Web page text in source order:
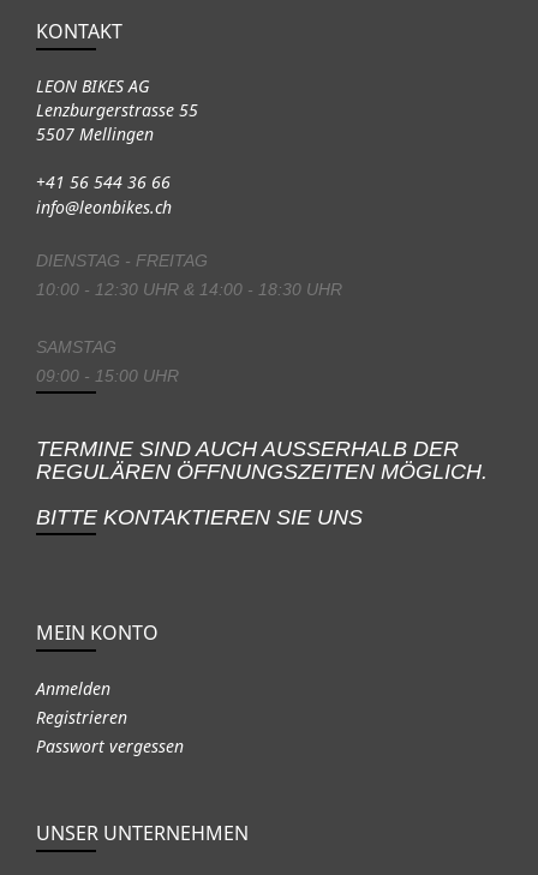
KONTAKT
LEON BIKES AG
Lenzburgerstrasse 55
5507 Mellingen
+41 56 544 36 66
info@leonbikes.ch
DIENSTAG - FREITAG
10:00 - 12:30 UHR & 14:00 - 18:30 UHR
SAMSTAG
09:00 - 15:00 UHR
TERMINE SIND AUCH AUSSERHALB DER
REGULÄREN ÖFFNUNGSZEITEN MÖGLICH.
BITTE KONTAKTIEREN SIE UNS
MEIN KONTO
Anmelden
Registrieren
Passwort vergessen
UNSER UNTERNEHMEN